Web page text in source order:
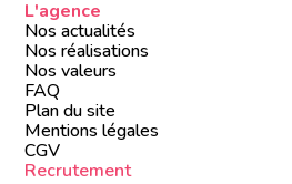
L'agence
Nos actualités
Nos réalisations
Nos valeurs
FAQ
Plan du site
Mentions légales
CGV
Recrutement